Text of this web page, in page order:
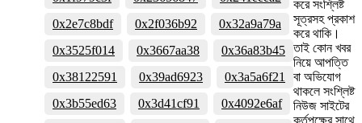
0x2e7c8bdf
0x2f036b92
0x32a9a79a
0x3525f014
0x3667aa38
0x36a83b45
0x38122591
0x39ad6923
0x3a5a6f21
0x3b55ed63
0x3d41cf91
0x4092e6af
করে সংশ্লিষ্ট
সূত্রসহ প্রকাশ
করে থাকি।
তাই কোন খবর
নিয়ে আপত্তি
বা অভিযোগ
থাকলে সংশ্লিষ্ট
নিউজ সাইটের
কর্তৃপক্ষের সাথে